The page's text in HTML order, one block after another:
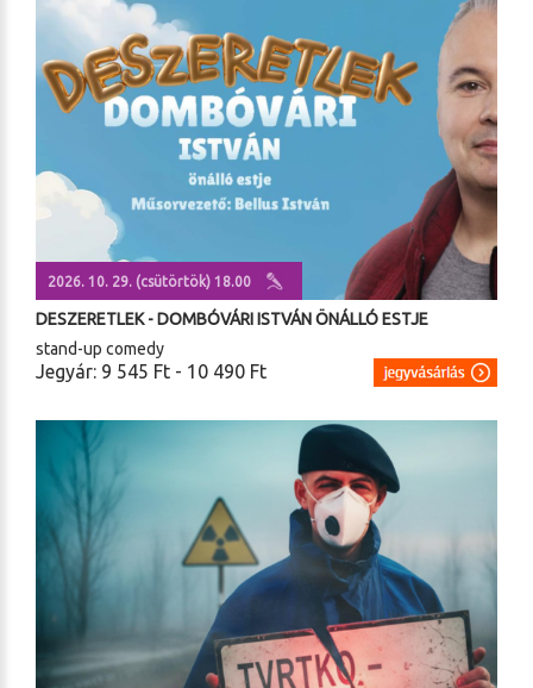
2026. 10. 29. (csütörtök) 18.00
DESZERETLEK - DOMBÓVÁRI ISTVÁN ÖNÁLLÓ ESTJE
stand-up comedy
Jegyár: 9 545 Ft - 10 490 Ft